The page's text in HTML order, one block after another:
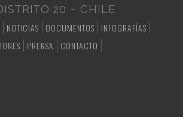
20 – CHILE
NOTICIAS DOCUMENTOS
INFOGRAFÍAS
PRENSA CONTACTO